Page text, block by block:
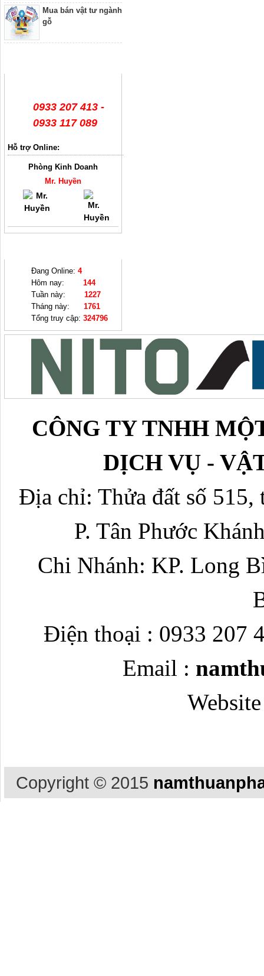
Mua bán vật tư ngành
gỗ
0933 207 413 -
0933 117 089
Hỗ trợ Online:
Phòng Kinh Doanh
Mr. Huyền
Đang Online: 4
Hôm nay: 144
Tuần này: 1227
Tháng này: 1761
Tổng truy cập: 324796
CÔNG TY TNHH
DỊCH VỤ -
Địa chỉ: Thửa đất số
P. Tân Phước
Chi Nhánh: KP. Long
Điện thoại : 0933 207
Email :
Copyright © 2015